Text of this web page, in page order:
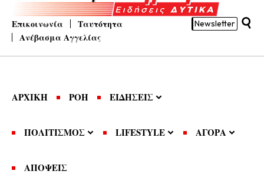
Επικοινωνία
Ταυτότητα
Ανέβασμα Αγγελίας
Newsletter
ΑΡΧΙΚΗ ΡΟΗ ΕΙΔΗΣΕΙΣ
ΠΟΛΙΤΙΣΜΟΣ LIFESTYLE ΑΓΟΡΑ
ΑΠΟΨΕΙΣ